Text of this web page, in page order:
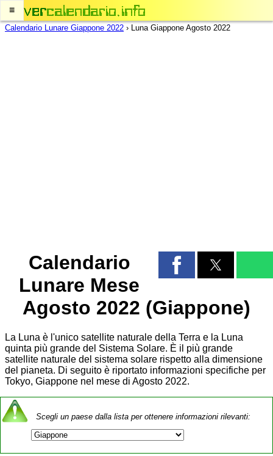
≡
Calendario Lunare Giappone 2022 › Luna Giappone Agosto 2022
Calendario
Lunare Mese
Agosto 2022 (Giappone)
La Luna è l'unico satellite naturale della Terra e la Luna
quinta più grande del Sistema Solare. È il più grande
satellite naturale del sistema solare rispetto alla dimensione
del pianeta. Di seguito è riportato informazioni specifiche per
Tokyo, Giappone nel mese di Agosto 2022.
Scegli un paese dalla lista per ottenere informazioni rilevanti: